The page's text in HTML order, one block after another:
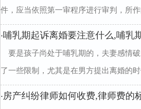
件，应当依照第一审程序进行审判，所
·哺乳期起诉离婚要注意什么,哺乳
要是孩子尚处于哺乳期的，夫妻感情
了一些限制，尤其是在男方提出离婚的
·房产纠纷律师如何收费,律师费的